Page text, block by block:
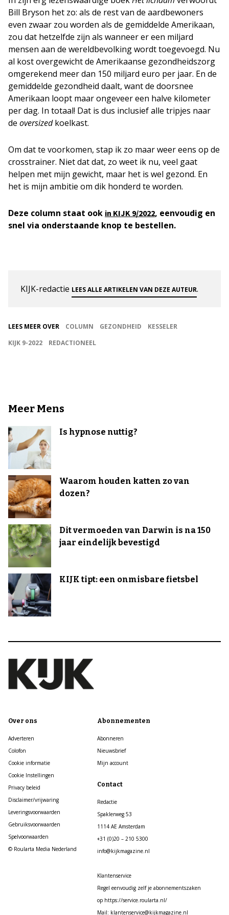
Bill Bryson het zo: als de rest van de aardbewoners
even zwaar zou worden als de gemiddelde Amerikaan,
zou dat hetzelfde zijn als wanneer er een miljard
mensen aan de wereldbevolking wordt toegevoegd. Nu
al kost overgewicht de Amerikaanse gezondheidszorg
omgerekend meer dan 150 miljard euro per jaar. En de
gemiddelde gezondheid daalt, want de doorsnee
Amerikaan loopt maar ongeveer een halve kilometer
per dag. In totaal! Dat is dus inclusief alle tripjes naar
de oversizedkoelkast.
Om dat te voorkomen, stap ik zo maar weer eens op de
crosstrainer. Niet dat dat, zo weet ik nu, veel gaat
helpen met mijn gewicht, maar het is wel gezond. En
het is mijn ambitie om dik honderd te worden.
Deze column staat ook in KIJK 9/2022, eenvoudig en
snel via onderstaande knop te bestellen.
KIJK-redactie LEES ALLE ARTIKELEN VAN DEZE AUTEUR.
LEES MEER OVER COLUMN GEZONDHEID
KESSELER
KIJK 9-2022
REDACTIONEEL
Meer Mens
Is hypnose nuttig?
Waarom houden katten zo van
dozen?
Dit vermoeden van Darwin is na 150
jaar eindelijk bevestigd
KIJK tipt: een onmisbare fietsbel
Over ons
Adverteren
Colofon
Cookie informatie
Cookie Instellingen
Privacy beleid
Disclaimer/vrijwaring
Leveringsvoorwaarden
Gebruiksvoorwaarden
Spelvoorwaarden
© Roularta Media Nederland
Abonnementen
Abonneren
Nieuwsbrief
Mijn account
Contact
Redactie
Spaklerweg 53
1114 AE Amsterdam
+31 (0)20 – 210 5300
info@kijkmagazine.nl
Klantenservice
Regel eenvoudig zelf je abonnementszaken
op https://service.roularta.nl/
Mail: klantenservice@kijkmagazine.nl